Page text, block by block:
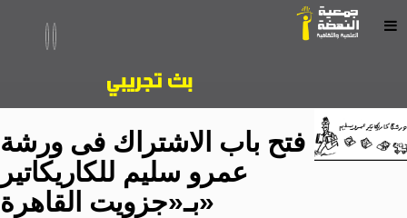
فتح باب الاشتراك فى ورشة
عمرو سليم للكاريكاتير
بـ«جزويت القاهرة»